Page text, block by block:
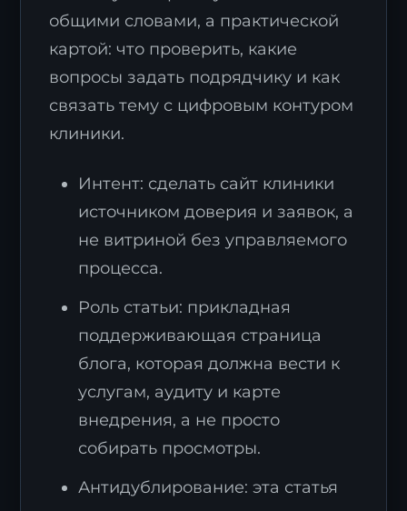
общими словами, а практической
картой: что проверить, какие
вопросы задать подрядчику и как
связать тему с цифровым контуром
клиники.
Интент: сделать сайт клиники
источником доверия и заявок, а
не витриной без управляемого
процесса.
Роль статьи: прикладная
поддерживающая страница
блога, которая должна вести к
услугам, аудиту и карте
внедрения, а не просто
собирать просмотры.
Антидублирование: эта статья